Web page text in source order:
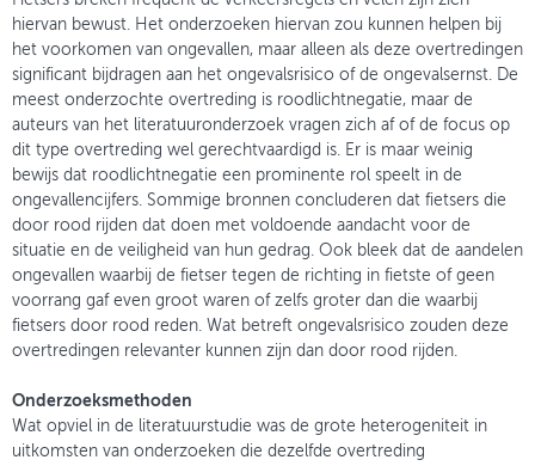
GEBRUIKER
hiervan bewust. Het onderzoeken hiervan zou kunnen helpen bij
het voorkomen van ongevallen, maar alleen als deze overtredingen
significant bijdragen aan het ongevalsrisico of de ongevalsernst. De
meest onderzochte overtreding is roodlichtnegatie, maar de
auteurs van het literatuuronderzoek vragen zich af of de focus op
dit type overtreding wel gerechtvaardigd is. Er is maar weinig
bewijs dat roodlichtnegatie een prominente rol speelt in de
ongevallencijfers. Sommige bronnen concluderen dat fietsers die
door rood rijden dat doen met voldoende aandacht voor de
situatie en de veiligheid van hun gedrag. Ook bleek dat de aandelen
ongevallen waarbij de fietser tegen de richting in fietste of geen
voorrang gaf even groot waren of zelfs groter dan die waarbij
fietsers door rood reden. Wat betreft ongevalsrisico zouden deze
overtredingen relevanter kunnen zijn dan door rood rijden.
Onderzoeksmethoden
Wat opviel in de literatuurstudie was de grote heterogeniteit in
uitkomsten van onderzoeken die dezelfde overtreding